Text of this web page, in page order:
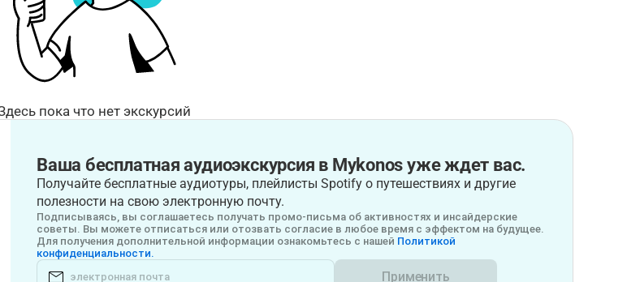
пока что нет экскурсий
Ваша бесплатная аудиоэкскурсия в Mykonos уже ждет вас.
Получайте бесплатные аудиотуры, плейлисты Spotify о путешествиях и другие
полезности на свою электронную почту.
Подписываясь, вы соглашаетесь получать промо-письма об активностях и инсайдерские
советы. Вы можете отписаться или отозвать согласие в любое время с эффектом на будущее.
Для получения дополнительной информации ознакомьтесь с нашей Политикой
конфиденциальности.
Применить